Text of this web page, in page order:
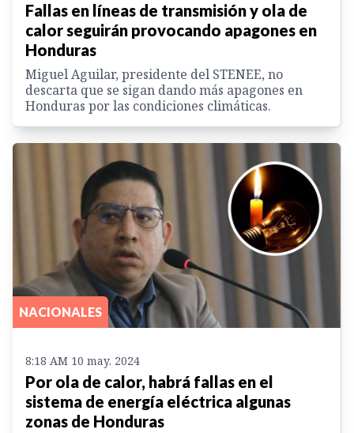
Fallas en líneas de transmisión y ola de
calor seguirán provocando apagones en
Honduras
Miguel Aguilar, presidente del STENEE, no
descarta que se sigan dando más apagones en
Honduras por las condiciones climáticas.
NACIONALES
8:18 AM 10 may. 2024
Por ola de calor, habrá fallas en el
sistema de energía eléctrica algunas
zonas de Honduras